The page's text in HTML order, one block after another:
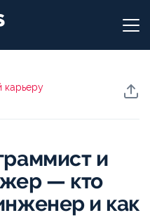
карьеру
и
— кто
и как